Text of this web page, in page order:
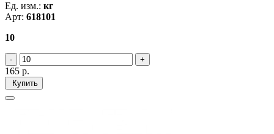
Ед. изм.: кг
Арт: 618101
10
165 р.
Купить